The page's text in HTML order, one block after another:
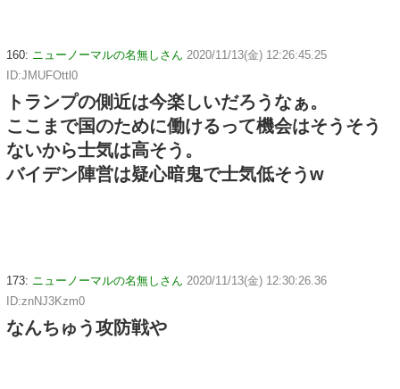
160: ニューノーマルの名無しさん 2020/11/13(金) 12:26:45.25
ID:JMUFOttl0
トランプの側近は今楽しいだろうなぁ。
ここまで国のために働けるって機会はそうそう
ないから士気は高そう。
バイデン陣営は疑心暗鬼で士気低そうw
173: ニューノーマルの名無しさん 2020/11/13(金) 12:30:26.36
ID:znNJ3Kzm0
なんちゅう攻防戦や